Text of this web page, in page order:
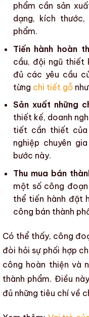
phẩm cần sản
dạng, kích
phẩm.
Tiến hành hoàn
cầu, đội ngũ thiết
đủ các yêu cầu
từng chi tiết gỗ
Sản xuất những
thiết kế, doanh
tiết cần thiết của
nghiệp chuyên
bước này.
Thu mua bán
một số công
thể tiến hành đặt
công bán thành
Có thể thấy, công
đòi hỏi sự phối hợp
công hoàn thiện và
thành phẩm. Điều
đủ những tiêu chí về